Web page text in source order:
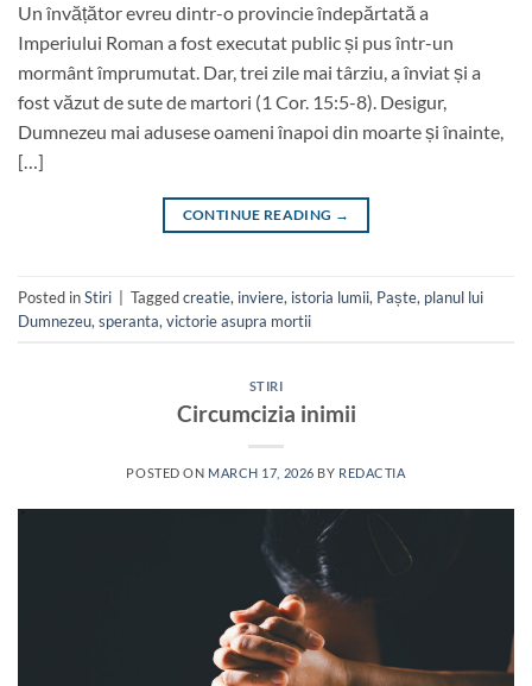
Un învățător evreu dintr-o provincie îndepărtată a
Imperiului Roman a fost executat public și pus într-un
mormânt împrumutat. Dar, trei zile mai târziu, a înviat și a
fost văzut de sute de martori (1 Cor. 15:5-8). Desigur,
Dumnezeu mai adusese oameni înapoi din moarte și înainte,
[…]
CONTINUE READING →
Posted inStiri Taggedcreatie, inviere, istoria lumii, Paște, planul lui
Dumnezeu, speranta, victorie asupra mortii
STIRI
Circumcizia inimii
POSTED ON MARCH 17, 2026 BY REDACTIA